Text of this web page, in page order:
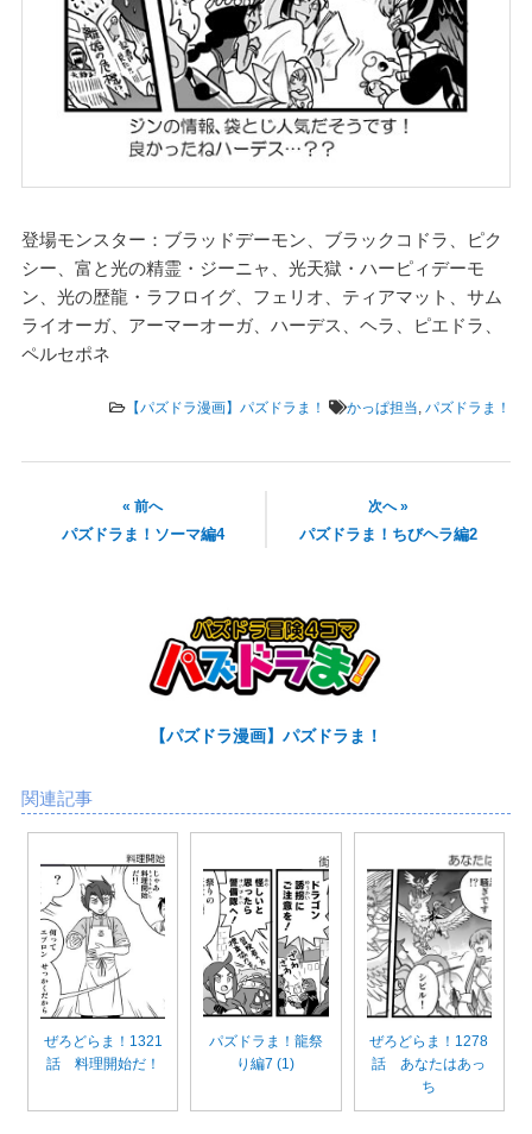
登場モンスター：ブラッドデーモン、ブラックコドラ、ピク
シー、富と光の精霊・ジーニャ、光天獄・ハーピィデーモ
ン、光の歴龍・ラフロイグ、フェリオ、ティアマット、サム
ライオーガ、アーマーオーガ、ハーデス、ヘラ、ピエドラ、
ペルセポネ
【パズドラ漫画】パズドラま！ かっぱ担当,パズドラま！
« 前へ
パズドラま！ソーマ編4
次へ »
パズドラま！ちびヘラ編2
【パズドラ漫画】パズドラま！
関連記事
ぜろどらま！1321
話 料理開始だ！
パズドラま！龍祭
り編7 (1)
ぜろどらま！1278
話 あなたはあっ
ち